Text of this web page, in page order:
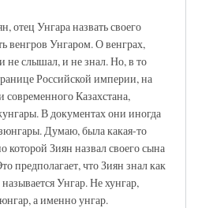
отец Унгара назвать своего
венгров Унгаром. О венграх,
не слышал, и не знал. Но, в то
Российской империи, на
современного Казахстана,
В документах они иногда
Думаю, была какая-то
которой Зиян назвал своего сына
предполагает, что Зиян знал как
Унгар. Не хунгар,
а именно унгар.